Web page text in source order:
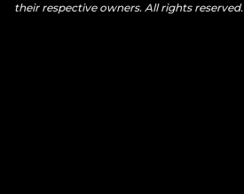
their respective owners. All rights reserved.